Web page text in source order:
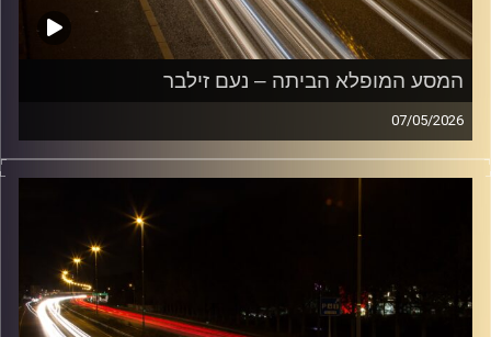
המסע המופלא הביתה – נעם זילבר
07/05/2026
מוזיקה שתלווה אותנו אחרי יום עבודה ארוך ותחזיר אותנו
הביתה בשלום עם נעם זילבר
קרדיט תמונות: